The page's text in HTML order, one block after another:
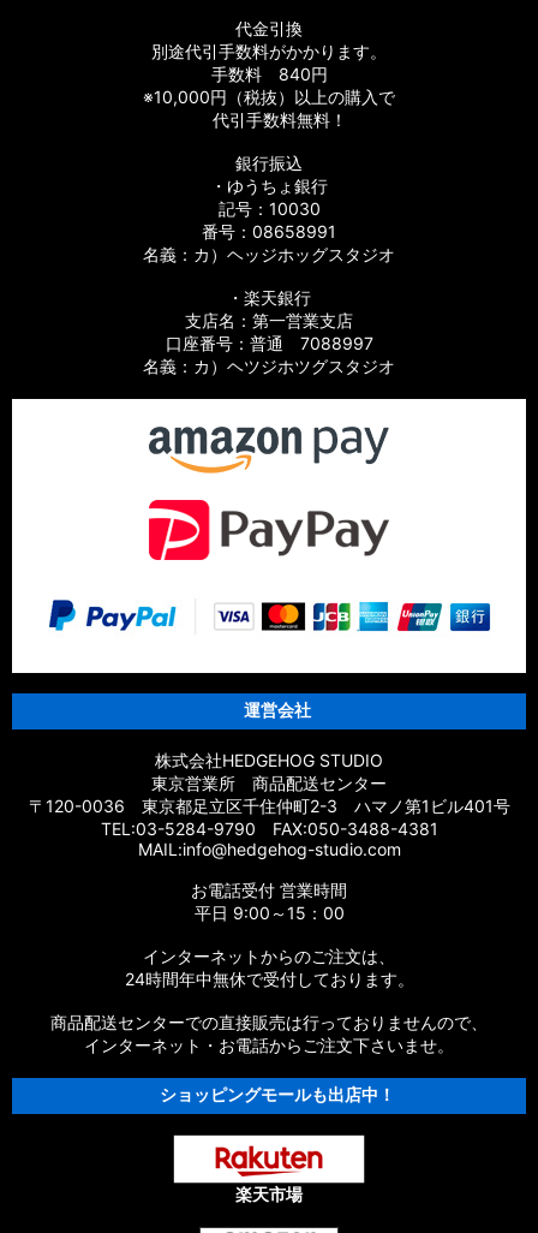
代金引換
別途代引手数料がかかります。
手数料 840円
※10,000円（税抜）以上の購入で
代引手数料無料！
銀行振込
・ゆうちょ銀行
記号：10030
番号：08658991
名義：カ）ヘッジホッグスタジオ
・楽天銀行
支店名：第一営業支店
口座番号：普通 7088997
名義：カ）ヘツジホツグスタジオ
運営会社
株式会社HEDGEHOG STUDIO
東京営業所 商品配送センター
〒120-0036 東京都足立区千住仲町2-3 ハマノ第1ビル401号
TEL:03-5284-9790 FAX:050-3488-4381
MAIL:info@hedgehog-studio.com
お電話受付 営業時間
平日 9:00～15：00
インターネットからのご注文は、
24時間年中無休で受付しております。
商品配送センターでの直接販売は行っておりませんので、
インターネット・お電話からご注文下さいませ。
ショッピングモールも出店中！
楽天市場